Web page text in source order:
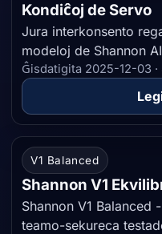
Kondiĉoj de Servo
Jura interkonsento
modeloj de Shannon AI
Ĝisdatigita 2025-12-03
V1 Balanced
Shannon V1
Shannon V1 Balanced
teamo-sekureca